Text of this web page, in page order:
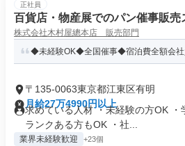
正社員
百貨店・物産展でのパン催事販売
株式会社木村屋總本店 販売部門
◆未経験OK◆全国催事◆宿泊費全額会社
〒135-0063東京都江東区有明
月給27万4990円以上
求めている人材 ・未経験の方OK
ランクある方もOK ・社...
業界未経験歓迎 +23個